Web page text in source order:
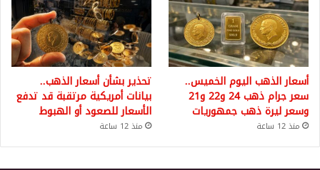
أسعار الذهب اليوم الخميس..
سعر جرام ذهب 24 و22 و21
وسعر ليرة ذهب جمهوريات
منذ 12 ساعة
تحذير بشأن أسعار الذهب..
بيانات أمريكية مرتقبة قد تدفع
الأسعار للصعود أو الهبوط
منذ 12 ساعة